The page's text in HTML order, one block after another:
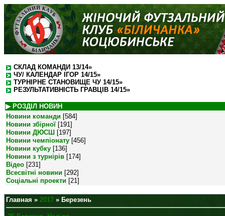
СКЛАД КОМАНДИ 13/14»
ЧУ/ КАЛЕНДАР ІГОР 14/15»
ТУРНІРНЕ СТАНОВИЩЕ ЧУ 14/15»
РЕЗУЛЬТАТИВНІСТЬ ГРАВЦІВ 14/15»
▶ РОЗДІЛ НОВИН
Новини команди [584]
Новини збірної [191]
Новини ДЮСШ [197]
Новини чемпіонату [456]
Новини кубку [136]
Новини з турнірів [174]
Відео [231]
Всесвітні новини [292]
Соціальні проекти [21]
Главная » 2017 » Березень